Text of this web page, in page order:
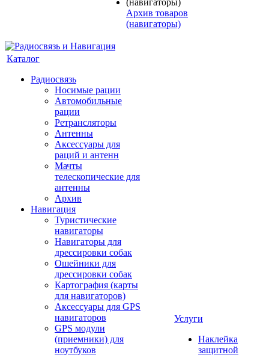
Архив товаров
(навигаторы)
Каталог
Радиосвязь
Носимые рации
Автомобильные
рации
Ретрансляторы
Антенны
Аксессуары для
раций и антенн
Мачты
телескопические для
антенны
Архив
Навигация
Туристические
навигаторы
Навигаторы для
дрессировки собак
Ошейники для
дрессировки собак
Картография (карты
для навигаторов)
Аксессуары для GPS
навигаторов
GPS модули
(приемники) для
ноутбуков
Услуги
Наклейка
защитной